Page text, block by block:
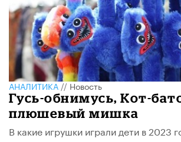
АНАЛИТИКА//Новость
Гусь-обнимусь, Кот-
плюшевый мишка
В какие игрушки играли дети в 2023